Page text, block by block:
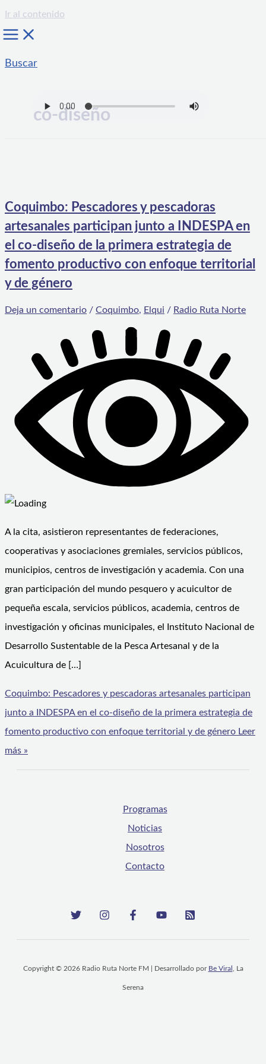
Ir al contenido
Buscar
co-diseño
Coquimbo: Pescadores y pescadoras
artesanales participan junto a INDESPA en
el co-diseño de la primera estrategia de
fomento productivo con enfoque territorial
y de género
Deja un comentario / Coquimbo, Elqui / Radio Ruta Norte
A la cita, asistieron representantes de federaciones,
cooperativas y asociaciones gremiales, servicios públicos,
municipios, centros de investigación y academia. Con una
gran participación del mundo pesquero y acuicultor de
pequeña escala, servicios públicos, academia, centros de
investigación y oficinas municipales, el Instituto Nacional de
Desarrollo Sustentable de la Pesca Artesanal y de la
Acuicultura de […]
Coquimbo: Pescadores y pescadoras artesanales participan
junto a INDESPA en el co-diseño de la primera estrategia de
fomento productivo con enfoque territorial y de género Leer
más »
Programas
Noticias
Nosotros
Contacto
Copyright © 2026 Radio Ruta Norte FM | Desarrollado por Be Viral , La
Serena